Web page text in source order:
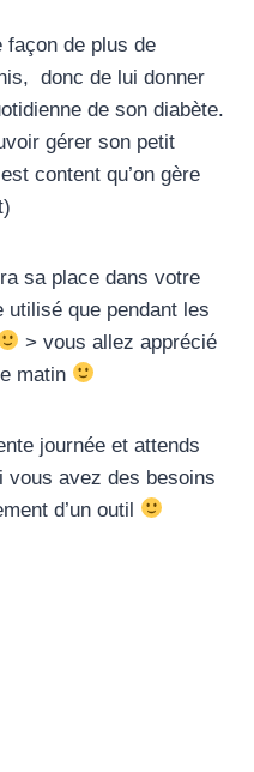
façon de plus de
donc de lui donner
de son diabète.
gérer son petit
content qu’on gère
sa place dans votre
utilisé que pendant les
> vous allez apprécié
matin
journée et attends
vous avez des besoins
d’un outil